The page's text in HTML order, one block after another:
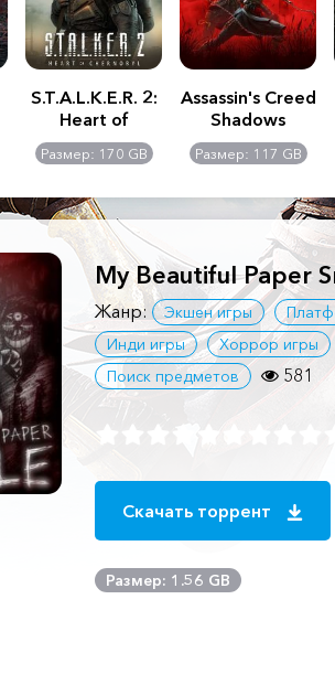
S.T.A.L.K.E.R. 2:
Heart of
Chernobyl -
Ultimate Edition
Размер: 170 GB
Assassin's Creed
Shadows
Размер: 117 GB
My Beautiful Paper
Жанр: Экшен игры
Инди игры
Хоррор игры
Поиск предметов
581
Скачать торрент
Размер: 1.56 GB